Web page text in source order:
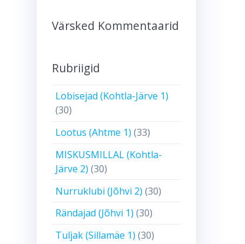
Värsked Kommentaarid
Rubriigid
Lobisejad (Kohtla-Järve 1)
(30)
Lootus (Ahtme 1) (33)
MISKUSMILLAL (Kohtla-
Järve 2) (30)
Nurruklubi (Jõhvi 2) (30)
Rändajad (Jõhvi 1) (30)
Tuljak (Sillamäe 1) (30)